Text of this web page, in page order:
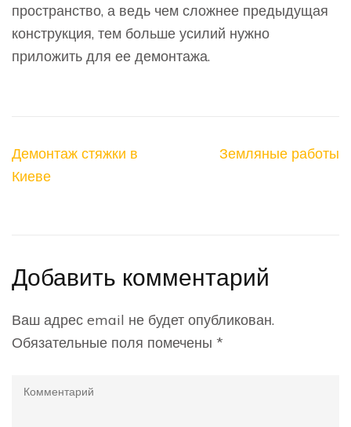
пространство, а ведь чем сложнее предыдущая
конструкция, тем больше усилий нужно
приложить для ее демонтажа.
Навигация
по
Демонтаж стяжки в
Киеве
Земляные работы
Добавить комментарий
Ваш адрес email не будет опубликован.
Обязательные поля помечены *
Комментарий